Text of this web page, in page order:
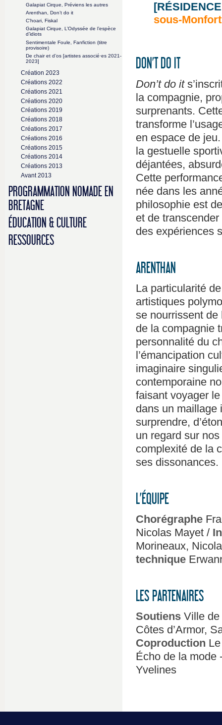
Galapiat Cirque, Préviens les autres
Arenthan, Don’t do it
C’hoari, Fiskal
Galapiat Cirque, L’Odyssée de l’espèce
d’idiots
Sentimentale Foule, Fanfiction (titre
provisoire)
De chair et d’os [artistes associé·es 2021-
2023]
Création 2023
Créations 2022
Créations 2021
Créations 2020
Créations 2019
Créations 2018
Créations 2017
Créations 2016
Créations 2015
Créations 2014
Créations 2013
Avant 2013
PROGRAMMATION NOMADE EN
BRETAGNE
ÉDUCATION & CULTURE
RESSOURCES
sous-
DON’T DO IT
Don’t do it
la compagnie,
surprenants.
transforme
en espace de
la gestuelle
déjantées,
Cette
née dans les
philosophie est
et de
des expériences
ARENTHAN
La particularité
artistiques
se nourrissent
de la compagnie
personnalité du
l’émancipation
imaginaire
contemporaine
faisant voyager
dans un maillage
surprendre,
un regard sur
complexité de la
ses dissonances.
L’ÉQUIPE
Chorégraphe
Nicolas Mayet /
Morineaux,
technique
LES PARTENAIRES
Soutiens Ville
Côtes d’Armor,
Coproduction
Écho de la mode
Yvelines